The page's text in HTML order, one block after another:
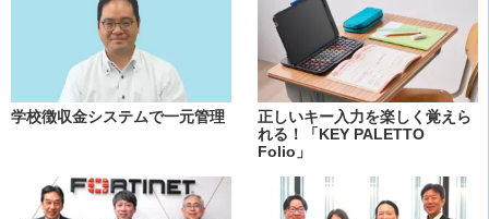
学校徴収金システムで一元管理
正しいキー入力を楽しく覚えら
れる！「KEY PALETTO
Folio」